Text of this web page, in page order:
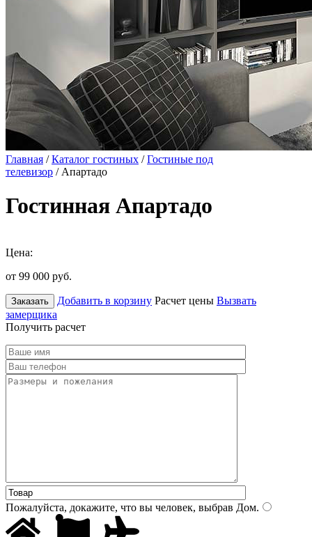
Главная /Каталог гостиных /Гостиные под
телевизор / Апартадо
Гостинная Апартадо
Цена:
от 99 000 руб.
Заказать Добавить в корзину Расчет цены Вызвать
замерщика
Получить расчет
Пожалуйста, докажите, что вы человек, выбрав Дом.